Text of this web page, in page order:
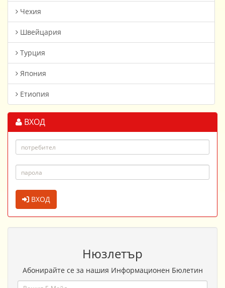
Чехия
Швейцария
Турция
Япония
Етиопия
ВХОД
ВХОД
Нюзлетър
Абонирайте се за нашия Информационен Бюлетин